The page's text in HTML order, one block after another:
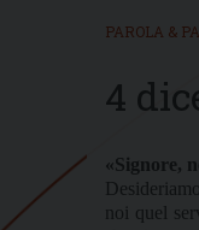
PAROLA &
4
«Signore,
noi quel